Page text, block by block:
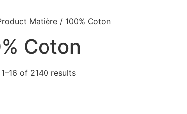
Matière / 100% Coton
Coton
of 2140 results